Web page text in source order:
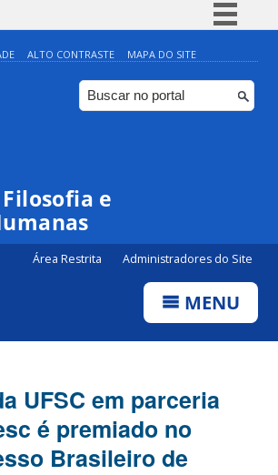
Simplifique!
Comunica BR
Participe
ALTO CONTRASTE MAPA DO SITE
e
Área Restrita Administradores do Site
MENU
UFSC em parceria
é premiado no
Brasileiro de